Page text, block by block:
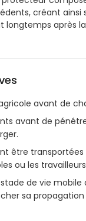
créant ainsi
longtemps après
avant de
avant de
être transportées
ou les
de vie mobile
sa